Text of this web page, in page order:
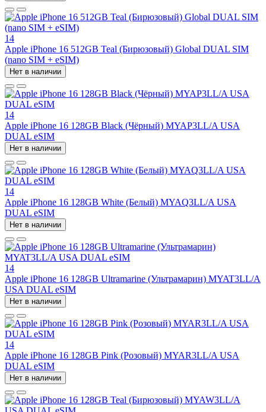
14
Apple iPhone 16 512GB Teal (Бирюзовый) Global DUAL SIM
(nano SIM + eSIM)
Нет в наличии
14
Apple iPhone 16 128GB Black (Чёрный) MYAP3LL/A USA
DUAL eSIM
Нет в наличии
14
Apple iPhone 16 128GB White (Белый) MYAQ3LL/A USA
DUAL eSIM
Нет в наличии
14
Apple iPhone 16 128GB Ultramarine (Ультрамарин) MYAT3LL/A
USA DUAL eSIM
Нет в наличии
14
Apple iPhone 16 128GB Pink (Розовый) MYAR3LL/A USA
DUAL eSIM
Нет в наличии